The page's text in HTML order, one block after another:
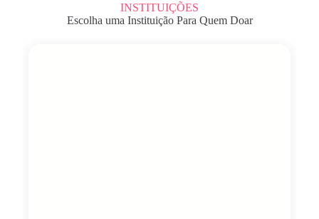
INSTITUIÇÕES
Escolha uma Instituição Para Quem Doar